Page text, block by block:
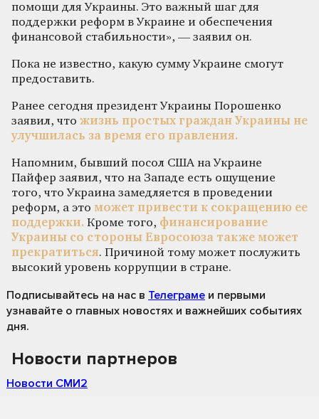
помощи для Украины. Это важный шаг для
поддержки реформ в Украине и обеспечения
финансовой стабильности», — заявил он.
Пока не известно, какую сумму Украине смогут
предоставить.
Ранее сегодня президент Украины Порошенко
заявил, что жизнь простых граждан Украины не
улучшилась за время его правления.
Напомним, бывший посол США на Украине
Пайфер заявил, что на Западе есть ощущение
того, что Украина замедляется в проведении
реформ, а это может привести к сокращению ее
поддержки. Кроме того, финансирование
Украины со стороны Евросоюза также может
прекратиться. Причиной тому может послужить
высокий уровень коррупции в стране.
Подписывайтесь на нас в Телеграме и первыми
узнавайте о главных новостях и важнейших событиях
дня.
Новости партнеров
Новости СМИ2